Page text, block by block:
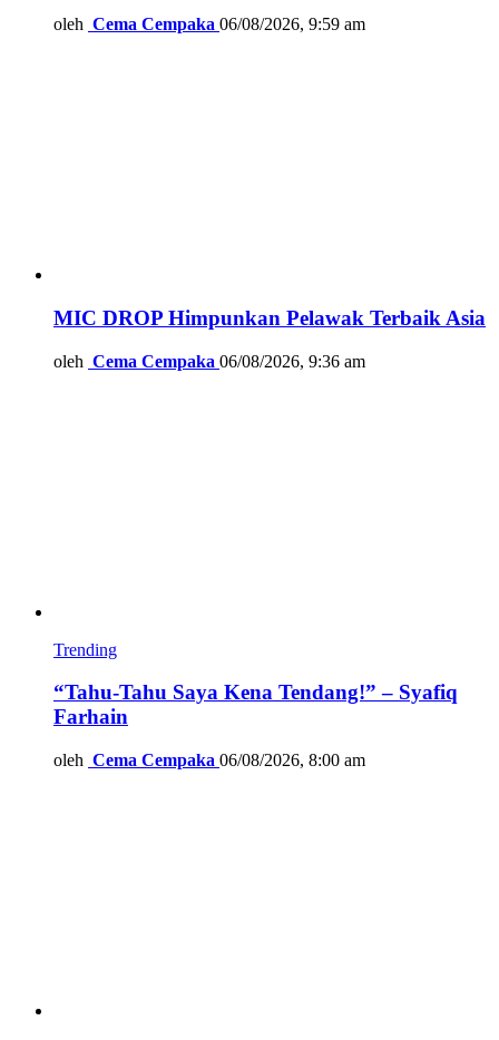
oleh Cema Cempaka 06/08/2026, 9:59 am
MIC DROP Himpunkan Pelawak Terbaik Asia
oleh Cema Cempaka 06/08/2026, 9:36 am
Trending
“Tahu-Tahu Saya Kena Tendang!” – Syafiq
Farhain
oleh Cema Cempaka 06/08/2026, 8:00 am